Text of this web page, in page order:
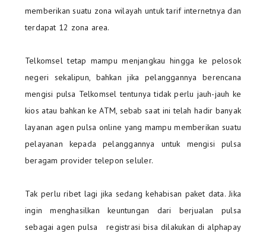
memberikan suatu zona wilayah untuk tarif internetnya dan
terdapat 12 zona area.
Telkomsel tetap mampu menjangkau hingga ke pelosok
negeri sekalipun, bahkan jika pelanggannya berencana
mengisi pulsa Telkomsel tentunya tidak perlu jauh-jauh ke
kios atau bahkan ke ATM, sebab saat ini telah hadir banyak
layanan agen pulsa online yang mampu memberikan suatu
pelayanan kepada pelanggannya untuk mengisi pulsa
beragam provider telepon seluler.
Tak perlu ribet lagi jika sedang kehabisan paket data. Jika
ingin menghasilkan keuntungan dari berjualan pulsa
sebagai agen pulsa registrasi bisa dilakukan di alphapay